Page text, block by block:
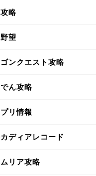
略
望
ンクエスト攻略
ん攻略
リ情報
ディアレコード
リア攻略